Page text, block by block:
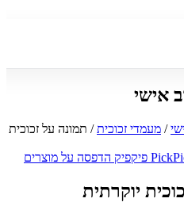
חפש
אישי
/ מעמדי זכוכית/ תמונה על זכוכית
יוקרתית